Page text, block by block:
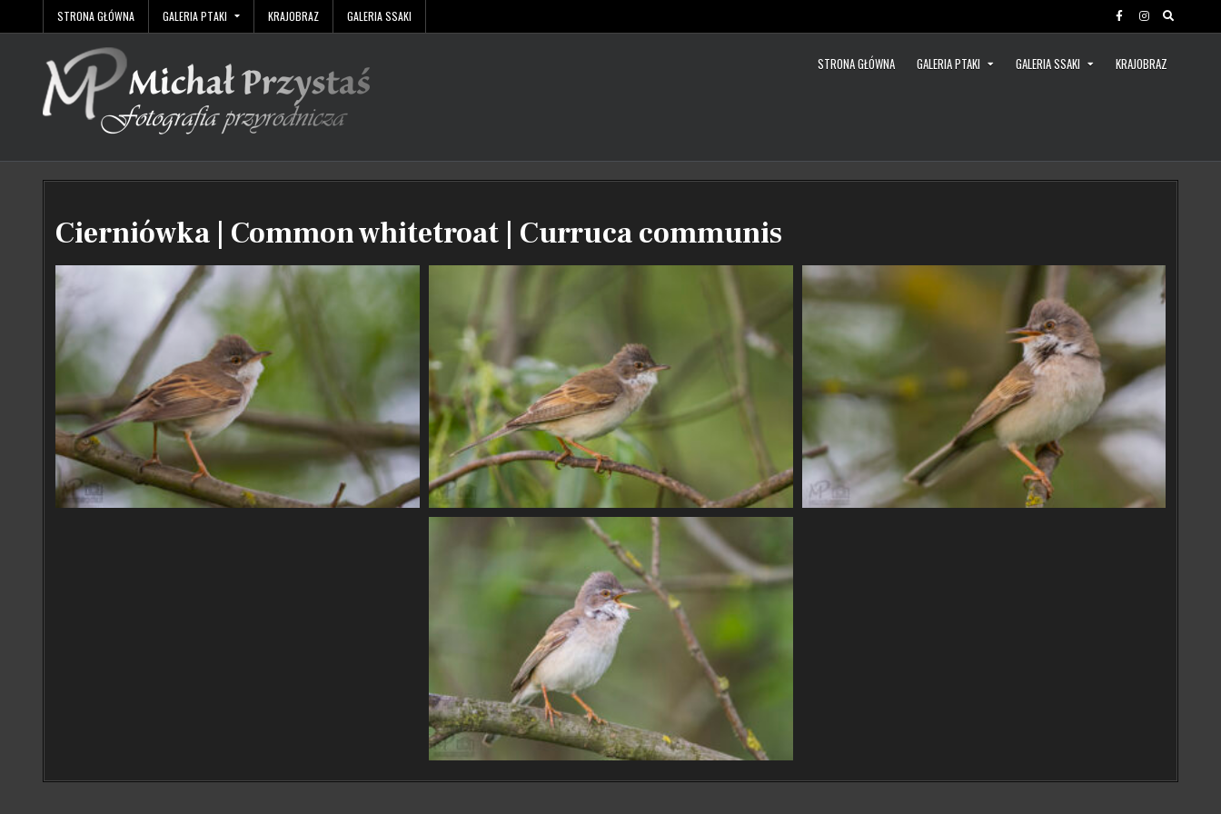
STRONA GŁÓWNA GALERIA PTAKI KRAJOBRAZ GALERIA SSAKI
Michał Przystaś Fotografia Przyrodnicza
STRONA GŁÓWNA GALERIA PTAKI GALERIA SSAKI KRAJOBRAZ
Cierniówka | Common whitetroat | Curruca communis